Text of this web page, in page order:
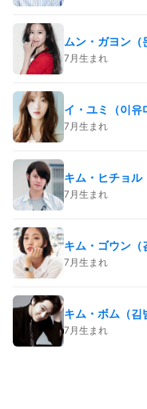
ムン・ガヨン
7月生まれ
イ・ユミ（이유
7月生まれ
キム・ヒチョル
7月生まれ
キム・ゴウン（
7月生まれ
キム・ボム（김
7月生まれ